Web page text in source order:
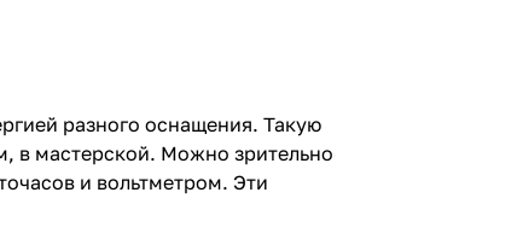
разного оснащения. Такую
в мастерской. Можно зрительно
и вольтметром. Эти